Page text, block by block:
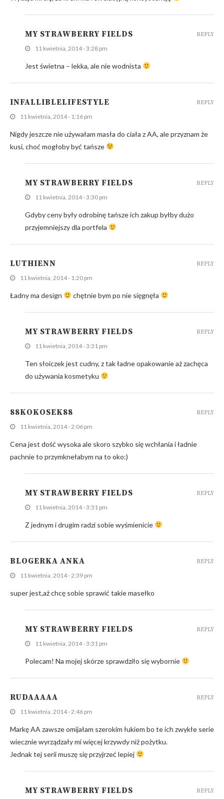
MY STRAWBERRY FIELDS
11 kwietnia, 2014 - 3:28 pm
Jest świetna – lekka, ale nie wodnista
REPLY
INFALLIBLELIFESTYLE
11 kwietnia, 2014 - 1:16 pm
Nigdy jeszcze nie używałam masła do ciała z AA, ale przyznam że
kusi, choć mogłoby być tańsze
REPLY
MY STRAWBERRY FIELDS
11 kwietnia, 2014 - 3:30 pm
Gdyby ceny były odrobinę tańsze ich zakup byłby dużo
przyjemniejszy dla portfela
REPLY
LUTHIENN
11 kwietnia, 2014 - 1:20 pm
Ładny ma design chętnie bym po nie sięgnęła
REPLY
MY STRAWBERRY FIELDS
11 kwietnia, 2014 - 3:31 pm
Ten słoiczek jest cudny, z tak ładne opakowanie aż zachęca
do używania kosmetyku
REPLY
88KOKOSEK88
11 kwietnia, 2014 - 2:06 pm
Cena jest dość wysoka ale skoro szybko się wchłania i ładnie
pachnie to przymknełabym na to oko:)
REPLY
MY STRAWBERRY FIELDS
11 kwietnia, 2014 - 3:31 pm
Z jednym i drugim radzi sobie wyśmienicie
REPLY
BLOGERKA ANKA
11 kwietnia, 2014 - 2:39 pm
super jest,aż chcę sobie sprawić takie masełko
REPLY
MY STRAWBERRY FIELDS
11 kwietnia, 2014 - 3:31 pm
Polecam! Na mojej skórze sprawdziło się wybornie
REPLY
RUDAAAAA
11 kwietnia, 2014 - 2:46 pm
Markę AA zawsze omijałam szerokim łukiem bo te ich zwykłe serie
wiecznie wyrządzały mi więcej krzywdy niż pożytku.
Jednak tej serii muszę się przyjrzeć lepiej
REPLY
MY STRAWBERRY FIELDS REPLY